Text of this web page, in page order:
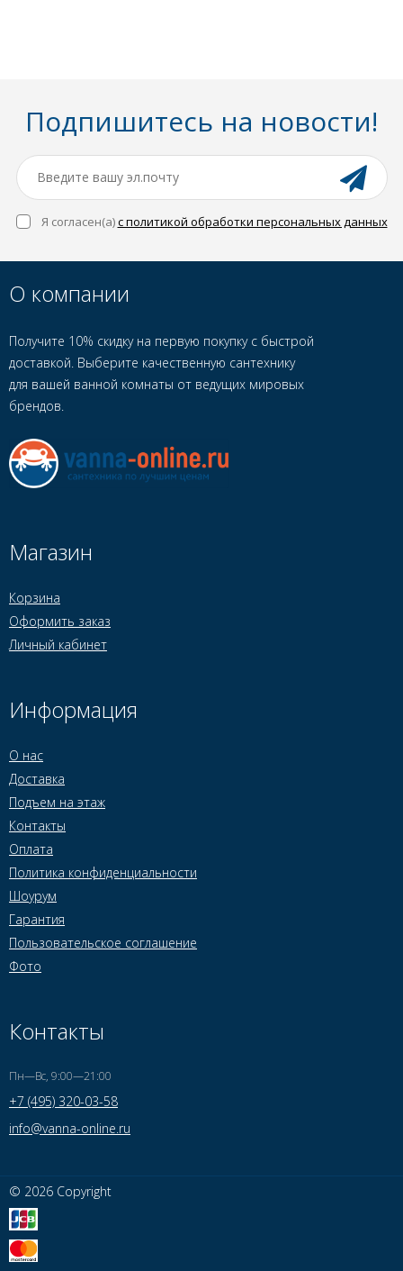
Подпишитесь на новости!
Я согласен(a)с политикой обработки персональных данных
О компании
Получите 10% скидку на первую покупку с быстрой
доставкой. Выберите качественную сантехнику
для вашей ванной комнаты от ведущих мировых
брендов.
Магазин
Корзина
Оформить заказ
Личный кабинет
Информация
О нас
Доставка
Подъем на этаж
Контакты
Оплата
Политика конфиденциальности
Шоурум
Гарантия
Пользовательское соглашение
Фото
Контакты
Пн—Вс, 9:00—21:00
+7 (495) 320-03-58
info@vanna-online.ru
© 2026 Copyright